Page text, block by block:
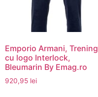
Emporio Armani, Trening
cu logo Interlock,
Bleumarin By Emag.ro
920,95 lei